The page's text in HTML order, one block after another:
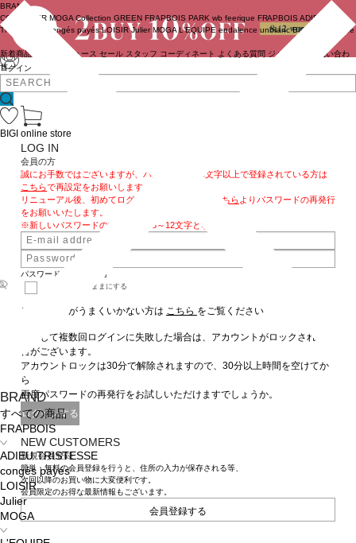
ログイン
BRAND
COUTURIER MOGA Collection GREEN FRAPBOIS PARK wb feerique FRAPBOIS ADIEU
TRISTESSE
congés payés LOISIR Julier MOGA L'EQUIPE endalence unbilanc BIGI online store
新着商品 ニュース セール スタッフ コーディネート よくある質問 ジャーナル
お問い合わ
せ
BRAND
すべての商品
FRAPBOIS
ADIEU TRISTESSE
congés payés
LOISIR
Julier
MOGA
BIGI online store
LOG IN
会員の方
誠にお手数ではございますが、パスワードを13文字以上で登録されている方は
こちらで再設定をお願いします。
リニューアル後、初めてログインされるお客様も
こちら よりパスワードの再発行
をお願いいたします。
※新しいパスワードの文字数は、8～12文字となります。
パスワードをお忘れの方
ログインしたままにする
※ログインがうまくいかない方は こちら をご覧ください
連続して複数回ログインに失敗した場合は、アカウントがロックされる場
合がございます。
アカウントロックは30分で解除されますので、30分以上時間を空けてか
ら
再度パスワードの再発行をお試しいただけますでしょうか。
ログインする
NEW CUSTOMERS
新規会員登録
簡単・無料の会員登録を行うと、住所の入力が保存される等、
次回以降のお買い物に大変便利です。
会員限定のお得な最新情報もございます。
会員登録する